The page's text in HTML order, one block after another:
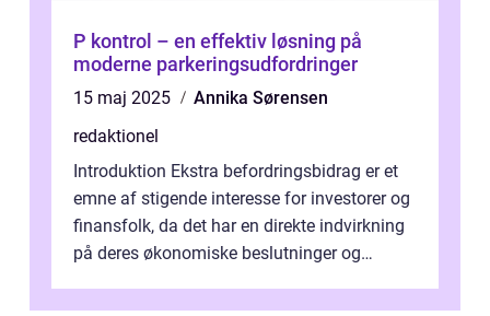
P kontrol – en effektiv løsning på
moderne parkeringsudfordringer
15 maj 2025
Annika Sørensen
redaktionel
Introduktion Ekstra befordringsbidrag er et
emne af stigende interesse for investorer og
finansfolk, da det har en direkte indvirkning
på deres økonomiske beslutninger og